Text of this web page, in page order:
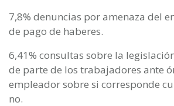
7,8% denuncias por amenaza del
de pago de haberes.
6,41% consultas sobre la
de parte de los trabajadores ante
empleador sobre si corresponde
no.